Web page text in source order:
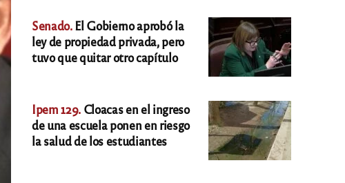
Senado.El Gobierno aprobó la
ley de propiedad privada, pero
tuvo que quitar otro capítulo
Ipem 129. Cloacas en el ingreso
de una escuela ponen en riesgo
la salud de los estudiantes